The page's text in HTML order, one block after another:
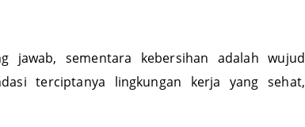
jawab, sementara kebersihan adalah wujud
terciptanya lingkungan kerja yang sehat,